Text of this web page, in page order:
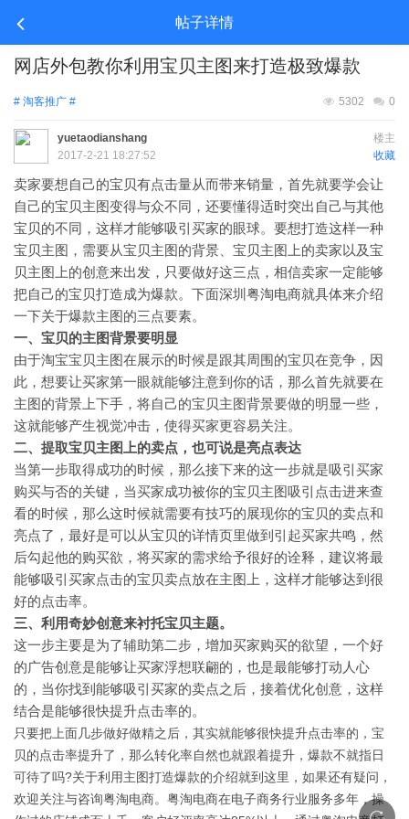
帖子详情
网店外包教你利用宝贝主图来打造极致爆款
# 淘客推广 # 0
5302
楼主
yuetaodianshang
收藏
2017-2-21 18:27:52
卖家要想自己的宝贝有点击量从而带来销量，首先就要学会让
自己的宝贝主图变得与众不同，还要懂得适时突出自己与其他
宝贝的不同，这样才能够吸引买家的眼球。要想打造这样一种
宝贝主图，需要从宝贝主图的背景、宝贝主图上的卖家以及宝
贝主图上的创意来出发，只要做好这三点，相信卖家一定能够
把自己的宝贝打造成为爆款。下面深圳粤淘电商就具体来介绍
一下关于爆款主图的三点要素。
一、宝贝的主图背景要明显
由于淘宝宝贝主图在展示的时候是跟其周围的宝贝在竞争，因
此，想要让买家第一眼就能够注意到你的话，那么首先就要在
主图的背景上下手，将自己的宝贝主图背景要做的明显一些，
这就能够产生视觉冲击，使得买家更容易关注。
二、提取宝贝主图上的卖点，也可说是亮点表达
当第一步取得成功的时候，那么接下来的这一步就是吸引买家
购买与否的关键，当买家成功被你的宝贝主图吸引点击进来查
看的时候，那么这时候就需要有技巧的展现你的宝贝的卖点和
亮点了，最好是可以从宝贝的详情页里做到引起买家共鸣，然
后勾起他的购买欲，将买家的需求给予很好的诠释，建议将最
能够吸引买家点击的宝贝卖点放在主图上，这样才能够达到很
好的点击率。
三、利用奇妙创意来衬托宝贝主题。
这一步主要是为了辅助第二步，增加买家购买的欲望，一个好
的广告创意是能够让买家浮想联翩的，也是最能够打动人心
的，当你找到能够吸引买家的卖点之后，接着优化创意，这样
结合是能够很快提升点击率的。
只要把上面几步做好做精之后，其实就能够很快提升点击率的，宝
贝的点击率提升了，那么转化率自然也就跟着提升，爆款不就指日
可待了吗?关于利用主图打造爆款的介绍就到这里，如果还有疑问，
欢迎关注与咨询粤淘电商。粤淘电商在电子商务行业服务多年，操